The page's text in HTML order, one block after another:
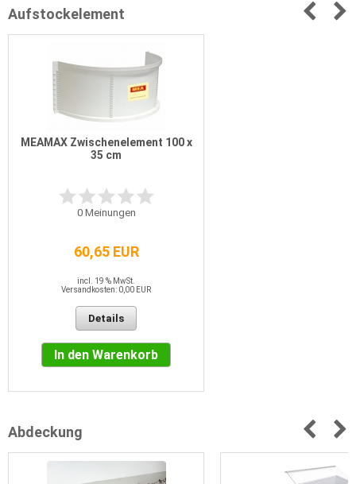
Aufstockelement
MEAMAX Zwischenelement 100 x
35 cm
0Meinungen
60,65 EUR
incl. 19 % MwSt.
Versandkosten: 0,00 EUR
Details
In den Warenkorb
Abdeckung